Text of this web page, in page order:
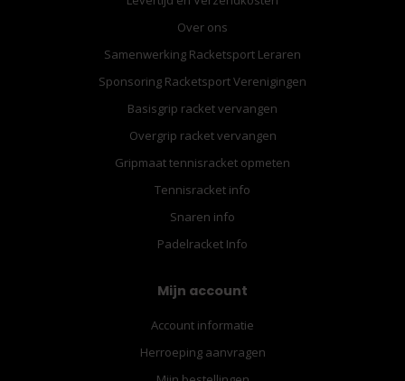
Over ons
Samenwerking Racketsport Leraren
Sponsoring Racketsport Verenigingen
Basisgrip racket vervangen
Overgrip racket vervangen
Gripmaat tennisracket opmeten
Tennisracket info
Snaren info
Padelracket Info
Mijn account
Account informatie
Herroeping aanvragen